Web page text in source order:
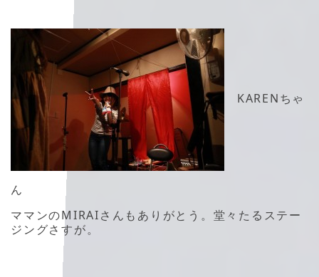
KARENちゃ
ん
ママンのMIRAIさんもありがとう。堂々たるステー
ジングさすが。